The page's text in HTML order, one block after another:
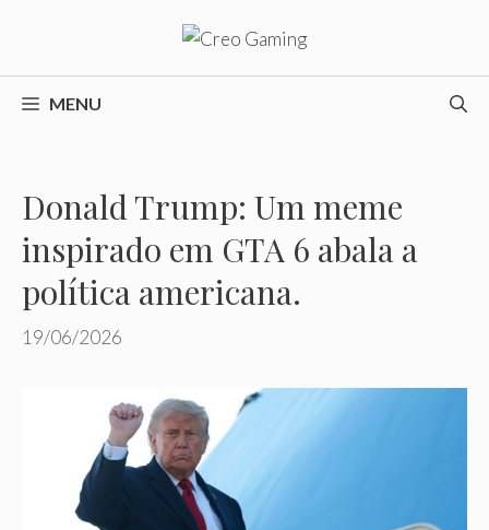
o
conteúdoMENU
Donald Trump: Um meme
inspirado em GTA 6 abala a
política americana.
19/06/2026